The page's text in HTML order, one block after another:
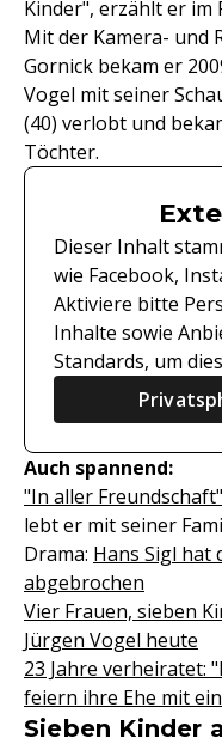
Kinder", erzählt er im
Mit der Kamera- und
Gornick bekam er
Vogel mit seiner
(40) verlobt und
Töchter.
Dieser Inhalt
wie Facebook,
Aktiviere bitte
Inhalte sowie
Standards, um
Auch spannend:
"In aller
lebt er mit seiner
Drama: Hans Sigl hat
abgebrochen
Vier Frauen, sieben
Jürgen Vogel heute
23 Jahre verheiratet:
feiern ihre Ehe mit
Sieben Kinder